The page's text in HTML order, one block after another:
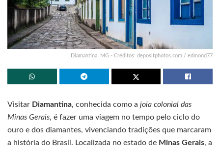
Diamantina, MG - Créditos: depositphotos.com / edmond77
Visitar Diamantina, conhecida como a joia colonial das
Minas Gerais, é fazer uma viagem no tempo pelo ciclo do
ouro e dos diamantes, vivenciando tradições que marcaram
a história do Brasil. Localizada no estado de Minas Gerais, a